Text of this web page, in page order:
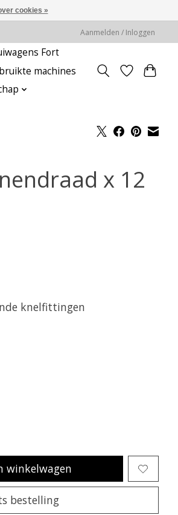
Aanmelden / Inloggen
Fort
machines
x 12
knelfittingen
is
winkelwagen
bestelling
cookies »